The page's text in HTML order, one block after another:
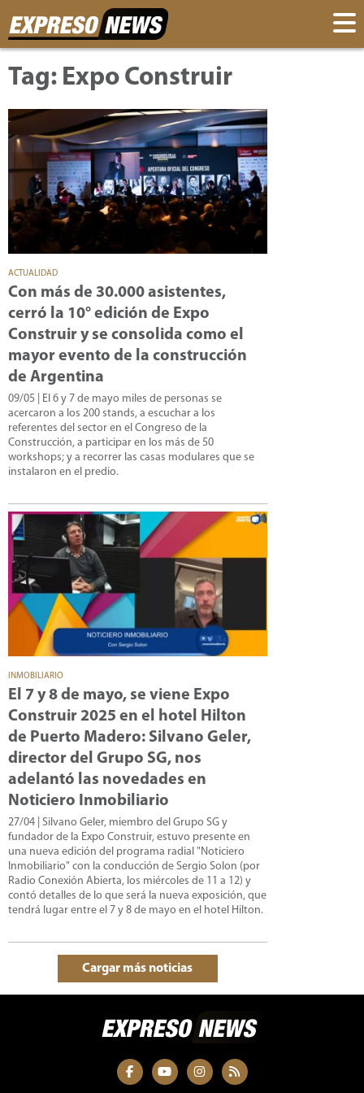
Tag: Expo Construir
ACTUALIDAD
Con más de 30.000 asistentes,
cerró la 10° edición de Expo
Construir y se consolida como el
mayor evento de la construcción
de Argentina
09/05 | El 6 y 7 de mayo miles de personas se
acercaron a los 200 stands, a escuchar a los
referentes del sector en el Congreso de la
Construcción, a participar en los más de 50
workshops; y a recorrer las casas modulares que se
instalaron en el predio.
INMOBILIARIO
El 7 y 8 de mayo, se viene Expo
Construir 2025 en el hotel Hilton
de Puerto Madero: Silvano Geler,
director del Grupo SG, nos
adelantó las novedades en
Noticiero Inmobiliario
27/04 | Silvano Geler, miembro del Grupo SG y
fundador de la Expo Construir, estuvo presente en
una nueva edición del programa radial "Noticiero
Inmobiliario" con la conducción de Sergio Solon (por
Radio Conexión Abierta, los miércoles de 11 a 12) y
contó detalles de lo que será la nueva exposición, que
tendrá lugar entre el 7 y 8 de mayo en el hotel Hilton.
Cargar más noticias